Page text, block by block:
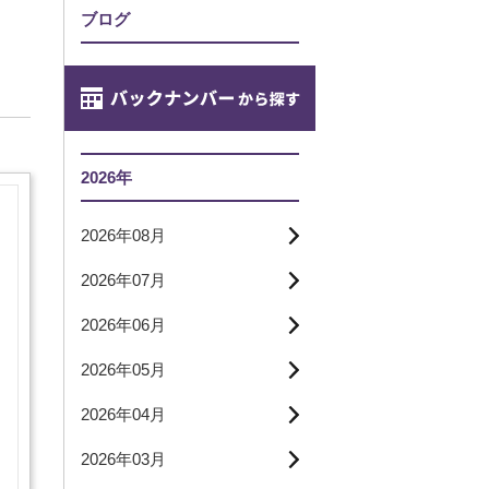
ブログ
2026年
2026年08月
2026年07月
2026年06月
2026年05月
2026年04月
2026年03月